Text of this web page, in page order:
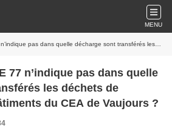
MENU
quelle décharge sont transférés les déchets de démolition des bâtiments du CEA de Vaujours ?
77 n’indique pas dans quelle
les déchets de
du CEA de Vaujours ?